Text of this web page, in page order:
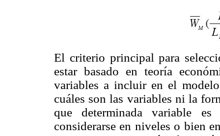
El criterio principal para
estar basado en teoría
variables a incluir en el
cuáles son las variables ni la
que determinada variable
considerarse en niveles o bien